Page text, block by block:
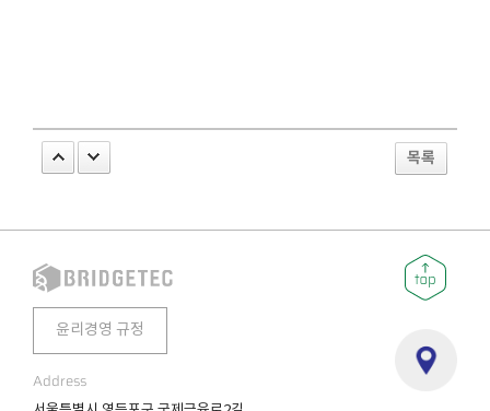
목록
윤리경영 규정
Address